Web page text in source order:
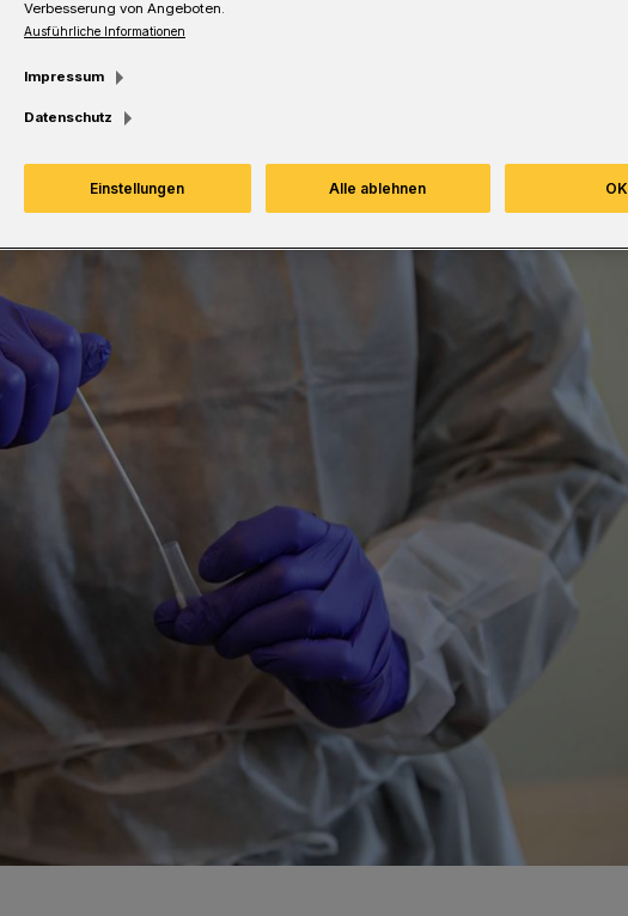
Verbesserung von Angeboten.
Ausführliche Informationen
Impressum
Datenschutz
Einstellungen Alle ablehnen OK